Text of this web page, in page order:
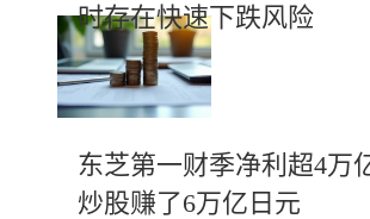
时存在快速下跌风险
东芝第一财季净利超4万
炒股赚了6万亿日元